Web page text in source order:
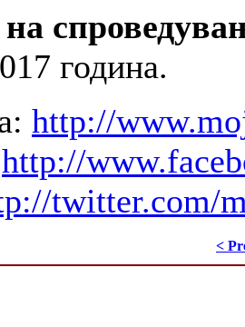
година.
http://
http://
twitter.com/
<